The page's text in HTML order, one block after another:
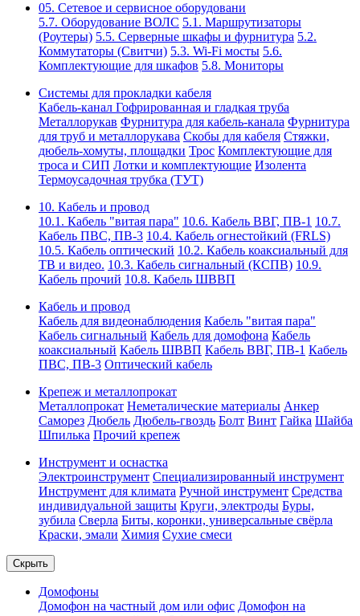
05. Сетевое и сервисное оборудовани
5.7. Оборудование ВОЛС 5.1. Маршрутизаторы
(Роутеры) 5.5. Серверные шкафы и фурнитура 5.2.
Коммутаторы (Свитчи) 5.3. Wi-Fi мосты 5.6.
Комплектующие для шкафов 5.8. Мониторы
Системы для прокладки кабеля
Кабель-канал Гофрированная и гладкая труба
Металлорукав Фурнитура для кабель-канала Фурнитура
для труб и металлорукава Скобы для кабеля Стяжки,
дюбель-хомуты, площадки Трос Комплектующие для
троса и СИП Лотки и комплектующие Изолента
Термоусадочная трубка (ТУТ)
10. Кабель и провод
10.1. Кабель "витая пара" 10.6. Кабель ВВГ, ПВ-1 10.7.
Кабель ПВС, ПВ-3 10.4. Кабель огнестойкий (FRLS)
10.5. Кабель оптический 10.2. Кабель коаксиальный для
ТВ и видео. 10.3. Кабель сигнальный (КСПВ) 10.9.
Кабель прочий 10.8. Кабель ШВВП
Кабель и провод
Кабель для видеонаблюдения Кабель "витая пара"
Кабель сигнальный Кабель для домофона Кабель
коаксиальный Кабель ШВВП Кабель ВВГ, ПВ-1 Кабель
ПВС, ПВ-3 Оптический кабель
Крепеж и металлопрокат
Металлопрокат Неметалические материалы Анкер
Саморез Дюбель Дюбель-гвоздь Болт Винт Гайка Шайба
Шпилька Прочий крепеж
Инструмент и оснастка
Электроинструмент Специализированный инструмент
Инструмент для климата Ручной инструмент Средства
индивидуальной защиты Круги, электроды Буры,
зубила Сверла Биты, коронки, универсальные свёрла
Краски, эмали Химия Сухие смеси
Скрыть
Домофоны
Домофон на частный дом или офис Домофон на